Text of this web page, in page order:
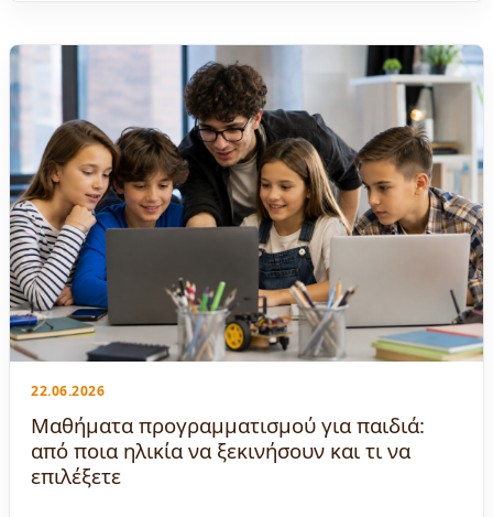
22.06.2026
Μαθήματα προγραμματισμού για παιδιά:
από ποια ηλικία να ξεκινήσουν και τι να
επιλέξετε